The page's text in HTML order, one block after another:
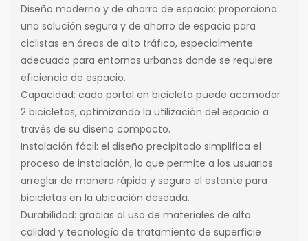
Diseño moderno y de ahorro de espacio: proporciona
una solución segura y de ahorro de espacio para
ciclistas en áreas de alto tráfico, especialmente
adecuada para entornos urbanos donde se requiere
eficiencia de espacio.
Capacidad: cada portal en bicicleta puede acomodar
2 bicicletas, optimizando la utilización del espacio a
través de su diseño compacto.
Instalación fácil: el diseño precipitado simplifica el
proceso de instalación, lo que permite a los usuarios
arreglar de manera rápida y segura el estante para
bicicletas en la ubicación deseada.
Durabilidad: gracias al uso de materiales de alta
calidad y tecnología de tratamiento de superficie